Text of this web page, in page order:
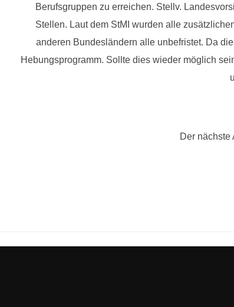
Berufsgruppen zu erreichen. Stellv.
Stellen. Laut dem StMI wurden alle
anderen Bundesländern alle unbefristet. Da
Hebungsprogramm. Sollte dies wieder möglich
Der nächste